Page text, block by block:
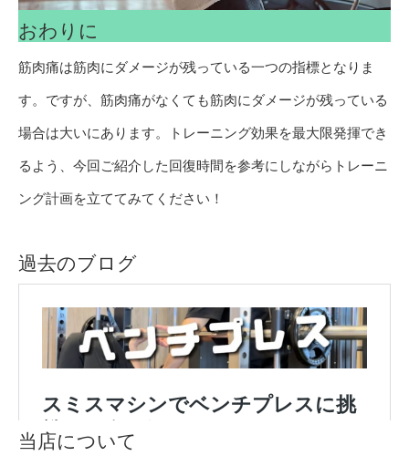
おわりに
筋肉痛は筋肉にダメージが残っている一つの指標となりま
す。ですが、筋肉痛がなくても筋肉にダメージが残っている
場合は大いにあります。トレーニング効果を最大限発揮でき
るよう、今回ご紹介した回復時間を参考にしながらトレーニ
ング計画を立ててみてください！
過去のブログ
当店について